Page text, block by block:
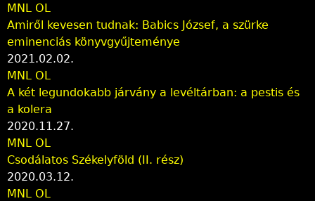
MNL OL
Amiről kevesen tudnak: Babics József, a szürke
eminenciás könyvgyűjteménye
2021.02.02.
MNL OL
A két legundokabb járvány a levéltárban: a pestis és
a kolera
2020.11.27.
MNL OL
Csodálatos Székelyföld (II. rész)
2020.03.12.
MNL OL